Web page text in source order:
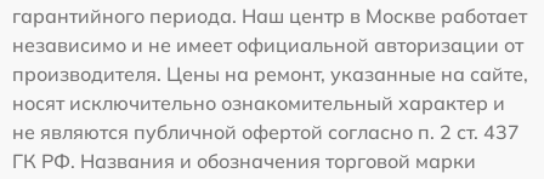
гарантийного периода. Наш центр в Москве работает
независимо и не имеет официальной авторизации от
производителя. Цены на ремонт, указанные на сайте,
носят исключительно ознакомительный характер и
не являются публичной офертой согласно п. 2 ст. 437
ГК РФ. Названия и обозначения торговой марки